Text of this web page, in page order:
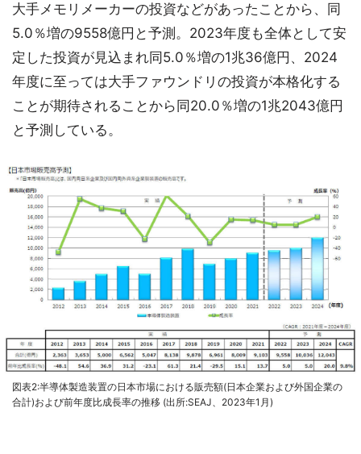
大手メモリメーカーの投資などがあったことから、同
5.0％増の9558億円と予測。2023年度も全体として安
定した投資が見込まれ同5.0％増の1兆36億円、2024
年度に至っては大手ファウンドリの投資が本格化する
ことが期待されることから同20.0％増の1兆2043億円
と予測している。
図表2:半導体製造装置の日本市場における販売額(日本企業および外国企業の
合計)および前年度比成長率の推移 (出所:SEAJ、2023年1月)